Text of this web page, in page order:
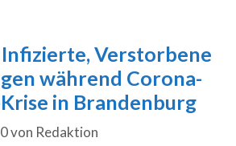
Verstorbene
während Corona-
in Brandenburg
von Redaktion